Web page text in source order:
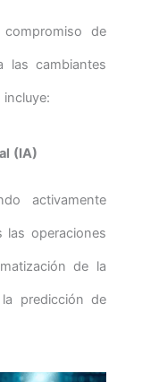
de
las cambiantes
(IA)
activamente
las operaciones
de la
predicción de